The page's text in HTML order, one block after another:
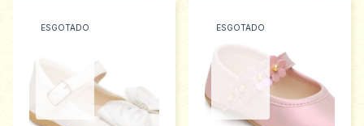
ESGOTADO ESGOTADO